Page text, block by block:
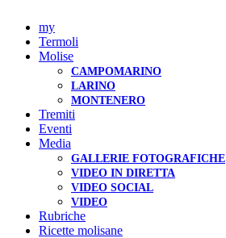
my
Termoli
Molise
CAMPOMARINO
LARINO
MONTENERO
Tremiti
Eventi
Media
GALLERIE FOTOGRAFICHE
VIDEO IN DIRETTA
VIDEO SOCIAL
VIDEO
Rubriche
Ricette molisane